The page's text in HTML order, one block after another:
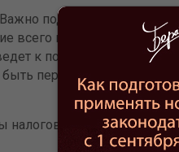
подчеркнуть, что ИП
всего периода налоговых
к потере права на
перерыва между
ведет к